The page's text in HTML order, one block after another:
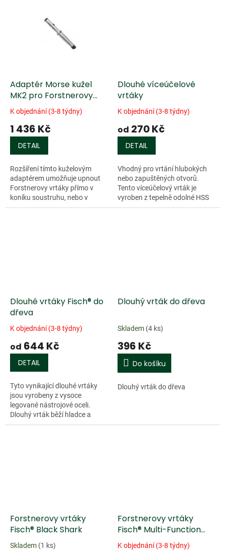
Adaptér Morse kužel
MK2 pro Forstnerovy
vrtáky Fisch®
K objednání (3-8 týdny)
1 436 Kč
DETAIL
Rozšíření tímto kuželovým
adaptérem umožňuje upnout
Forstnerovy vrtáky přímo v
koníku soustruhu, nebo v
hlavě...
Dlouhé víceúčelové
vrtáky
K objednání (3-8 týdny)
od 270 Kč
DETAIL
Vhodný pro vrtání hlubokých
nebo zapuštěných otvorů.
Tento víceúčelový vrták je
vyroben z tepelně odolné HSS
oceli a může být použit pro
Dlouhé vrtáky Fisch® do
dřeva
K objednání (3-8 týdny)
od 644 Kč
DETAIL
Tyto vynikající dlouhé vrtáky
jsou vyrobeny z vysoce
legované nástrojové oceli.
Dlouhý vrták běží hladce a
odolává ohybu. Pro přesné
Dlouhý vrták do dřeva
Skladem (4 ks)
396 Kč
Do košíku
Dlouhý vrták do dřeva
Forstnerovy vrtáky
Fisch® Black Shark
Skladem (1 ks)
Forstnerovy vrtáky
Fisch® Multi-Function
Wave Cutter
K objednání (3-8 týdny)